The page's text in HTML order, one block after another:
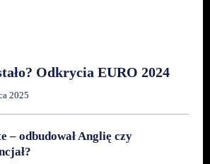
Odkrycia EURO 2024
2025
– odbudował Anglię czy